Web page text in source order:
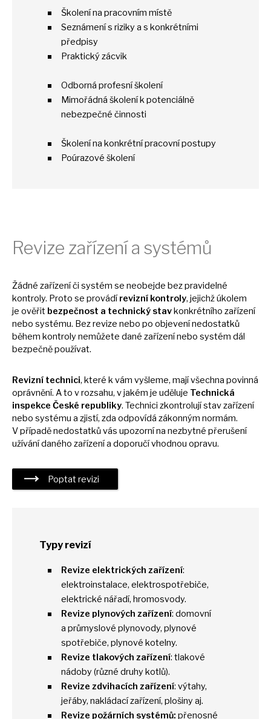
Školenína pracovním místě
Seznámenís rizikya s konkrétními
předpisy
Praktický zácvik
Odborná profesní školení
Mimořádná školeníkpotenciálně
nebezpečné činnosti
Školenína konkrétní pracovní postupy
Poúrazové školení
Revize zařízenía systémů
Žádné zařízeníči systém se neobejde bez pravidelné
kontroly. Proto se provádírevizní kontroly, jejichž úkolem
je ověřit bezpečnost a technický stavkonkrétního zařízení
nebo systému. Bez revize nebo po objevení nedostatků
během kontroly nemůžete dané zařízení nebo systém dál
bezpečně používat.
Revizní technici, které kvám vyšleme, mají všechna povinná
oprávnění. Ato vrozsahu, vjakém je uděluje Technická
inspekce České republiky. Technici zkontrolují stav zařízení
nebo systému a zjistí, zda odpovídá zákonným normám.
Vpřípadě nedostatků vás upozornína nezbytné přerušení
užívání daného zařízenía doporučí vhodnou opravu.
Poptat revizi
Typy revizí
Revize elektrických zařízení:
elektroinstalace, elektrospotřebiče,
elektrické nářadí, hromosvody.
Revize plynových zařízení: domovní
a průmyslové plynovody, plynové
spotřebiče, plynové kotelny.
Revize tlakových zařízení: tlakové
nádoby (různé druhy kotlů).
Revize zdvihacích zařízení: výtahy,
jeřáby, nakládací zařízení, plošiny aj.
Revize požárních systémů: přenosné